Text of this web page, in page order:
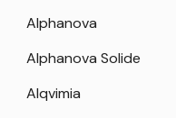
Alphanova
Alphanova Solide
Alqvimia